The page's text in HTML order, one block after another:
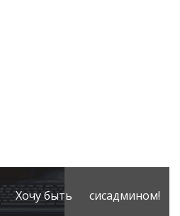
Хочу быть сисадмином!